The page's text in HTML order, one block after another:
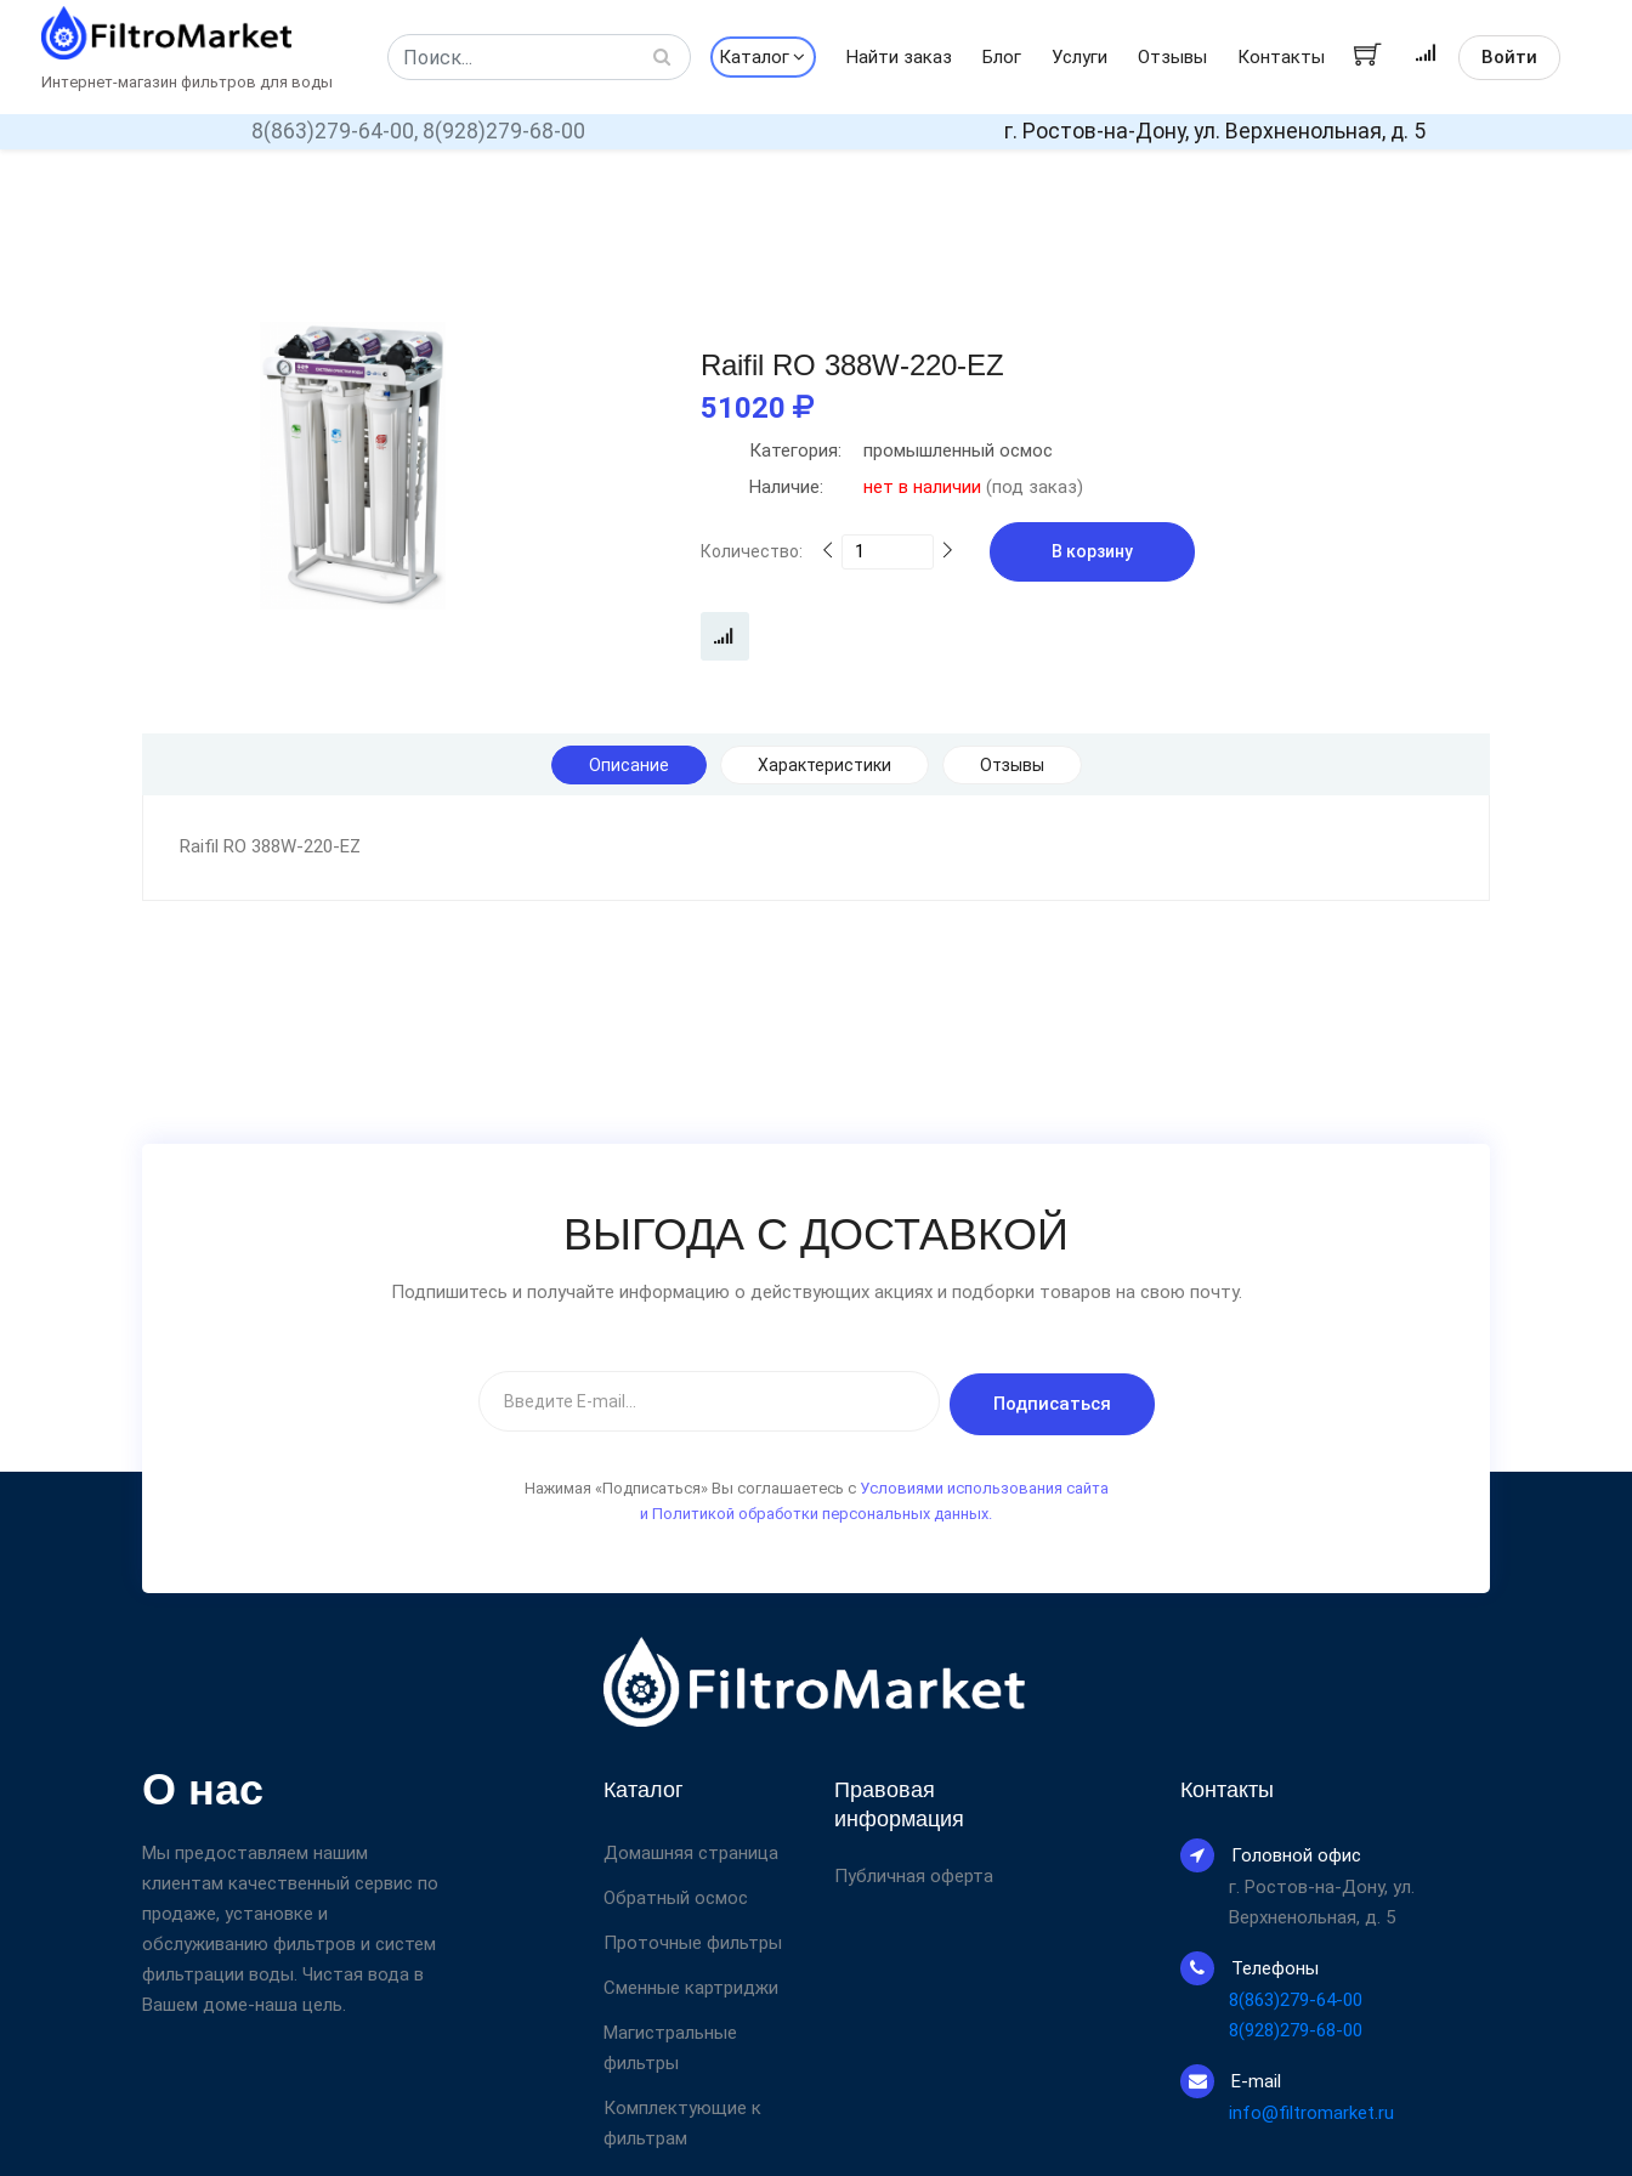
Интернет-магазин фильтров для воды
Каталог Найти заказ Блог Услуги Отзывы Контакты Войти
8(863)279-64-00, 8(928)279-68-00 г. Ростов-на-Дону, ул. Верхненольная, д. 5
Raifil RO 388W-220-EZ
51020
Категория:
промышленный осмос
Наличие:
нет в наличии (под заказ)
Количество: В корзину
Описание Характеристики Отзывы
Raifil RO 388W-220-EZ
ВЫГОДА С ДОСТАВКОЙ
Подпишитесь и получайте информацию о действующих акциях и подборки товаров на свою почту.
Подписаться
Нажимая «Подписаться» Вы соглашаетесь с Условиями использования сайта
и Политикой обработки персональных данных.
О нас
Мы предоставляем нашим
клиентам качественный сервис по
продаже, установке и
обслуживанию фильтров и систем
фильтрации воды. Чистая вода в
Вашем доме-наша цель.
Каталог
Домашняя страница
Обратный осмос
Проточные фильтры
Сменные картриджи
Магистральные
фильтры
Комплектующие к
фильтрам
Правовая
информация
Публичная оферта
Контакты
Головной офис
г. Ростов-на-Дону, ул.
Верхненольная, д. 5
Телефоны
8(863)279-64-00
8(928)279-68-00
E-mail
info@filtromarket.ru